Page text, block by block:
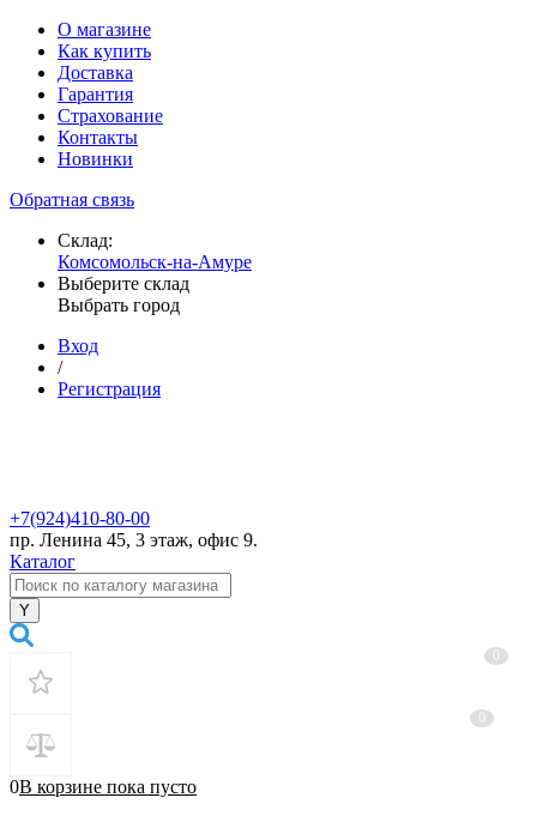
О магазине
Как купить
Доставка
Гарантия
Страхование
Контакты
Новинки
Обратная связь
Склад:
Комсомольск-на-Амуре
Выберите склад
Выбрать город
Вход
/
Регистрация
+7(924)410-80-00
пр. Ленина 45, 3 этаж, офис 9.
Каталог
0В корзине пока пусто